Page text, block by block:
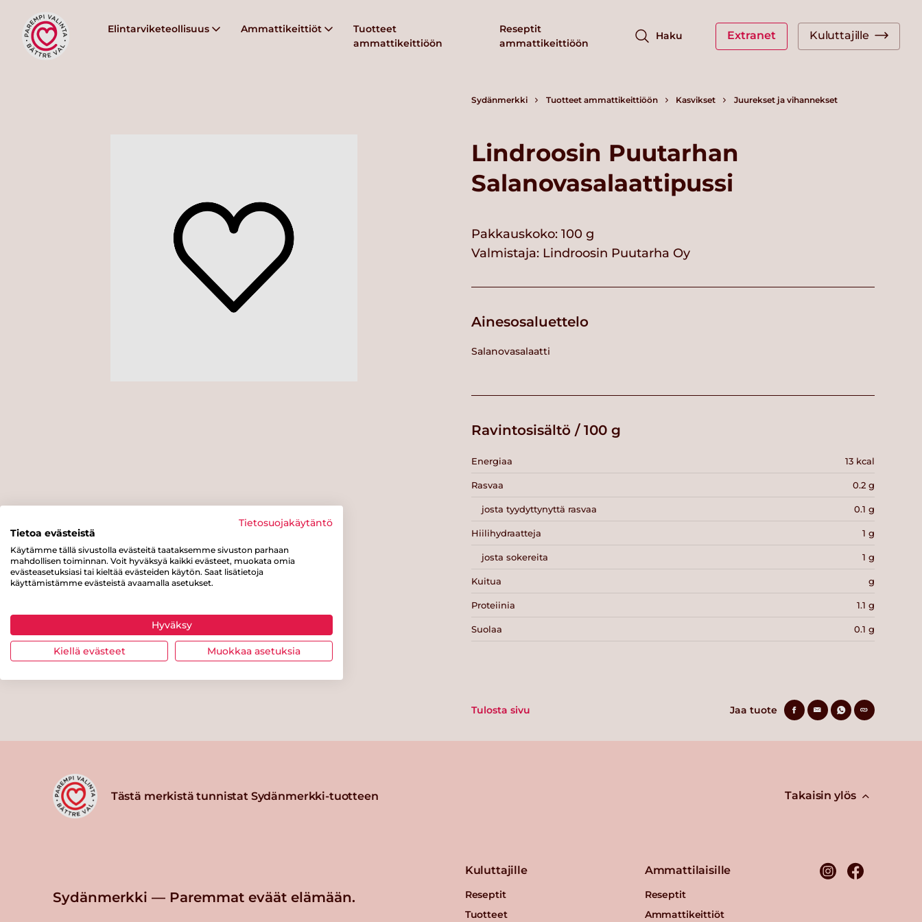
Elintarviketeollisuus Ammattikeittiöt
Tuotteet
ammattikeittiöön
Reseptit
ammattikeittiöön
Haku Extranet Kuluttajille
Sydänmerkki Tuotteet ammattikeittiöön Kasvikset Juurekset ja vihannekset
Lindroosin Puutarhan
Salanovasalaattipussi
Pakkauskoko: 100 g
Valmistaja: Lindroosin Puutarha Oy
Ainesosaluettelo
Salanovasalaatti
Ravintosisältö / 100 g
Energiaa 13 kcal
Rasvaa 0.2 g
josta tyydyttynyttä rasvaa 0.1 g
Hiilihydraatteja 1 g
josta sokereita 1 g
Kuitua g
Proteiinia 1.1 g
Suolaa 0.1 g
Tulosta sivu Jaa tuote
Tästä merkistä tunnistat Sydänmerkki-tuotteen Takaisin ylös
Sydänmerkki — Paremmat eväät elämään.
Kuluttajille
Reseptit
Tuotteet
Ammattilaisille
Reseptit
Ammattikeittiöt
Tietosuojakäytäntö
Tietoa evästeistä
Käytämme tällä sivustolla evästeitä taataksemme sivuston parhaan
mahdollisen toiminnan. Voit hyväksyä kaikki evästeet, muokata omia
evästeasetuksiasi tai kieltää evästeiden käytön. Saat lisätietoja
käyttämistämme evästeistä avaamalla asetukset.
Hyväksy
Kiellä evästeet Muokkaa asetuksia